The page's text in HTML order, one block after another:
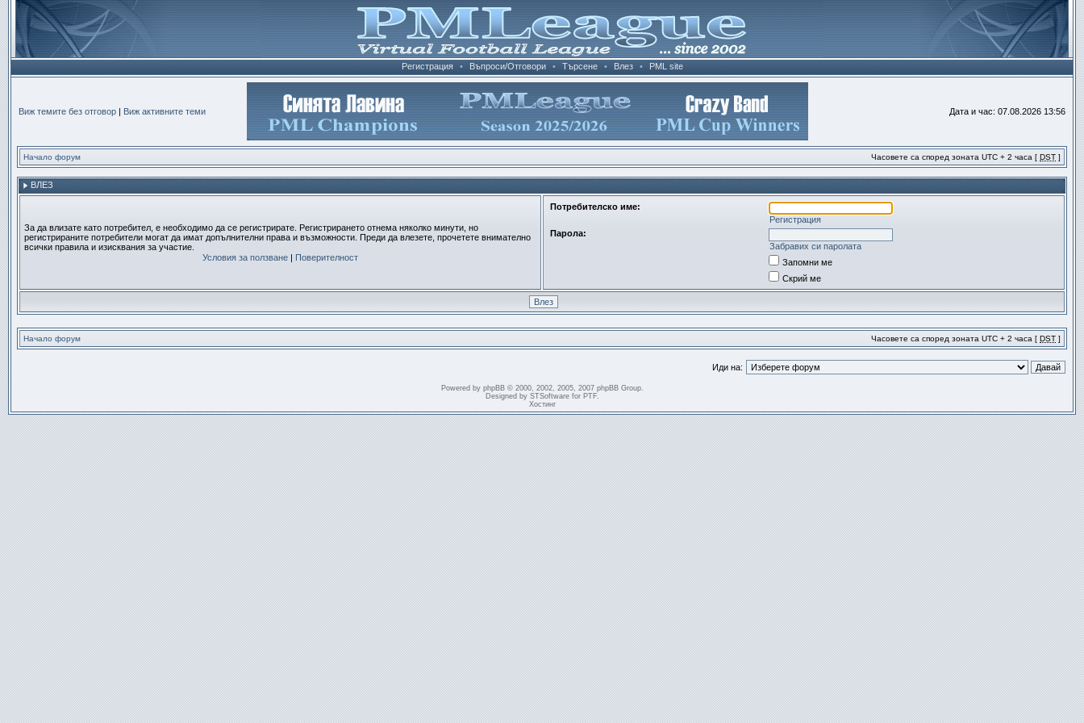
Регистрация • Въпроси/Отговори • Търсене • Влез • PML site
Виж темите без отговор | Виж активните теми Дата и час: 07.08.2026 13:56
Начало форум Часовете са според зоната UTC + 2 часа [ DST ]
ВЛЕЗ
За да влизате като потребител, е необходимо да се регистрирате. Регистрирането отнема няколко минути, но
регистрираните потребители могат да имат допълнителни права и възможности. Преди да влезете, прочетете внимателно
всички правила и изисквания за участие.
Условия за ползване | Поверителност
Потребителско име:
Регистрация
Парола:
Забравих си паролата
Запомни ме
Скрий ме
Начало форум Часовете са според зоната UTC + 2 часа [ DST ]
Иди на:
Powered by phpBB© 2000, 2002, 2005, 2007 phpBB Group.
Designed by STSoftwarefor PTF.
Хостинг